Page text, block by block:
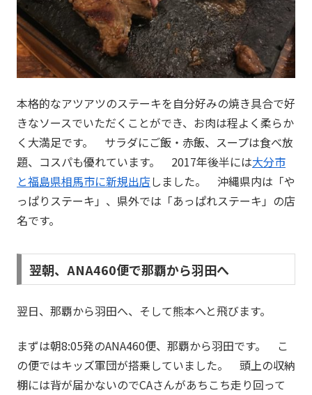
本格的なアツアツのステーキを自分好みの焼き具合で好
きなソースでいただくことができ、お肉は程よく柔らか
く大満足です。 サラダにご飯・赤飯、スープは食べ放
題、コスパも優れています。 2017年後半には大分市
と福島県相馬市に新規出店しました。 沖縄県内は「や
っぱりステーキ」、県外では「あっぱれステーキ」の店
名です。
翌朝、ANA460便で那覇から羽田へ
翌日、那覇から羽田へ、そして熊本へと飛びます。
まずは朝8:05発のANA460便、那覇から羽田です。 こ
の便ではキッズ軍団が搭乗していました。 頭上の収納
棚には背が届かないのでCAさんがあちこち走り回って